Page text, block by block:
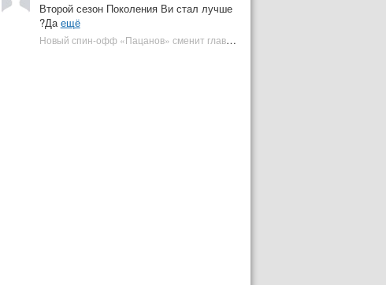
Второй сезон Поколения Ви стал лучше
?Даещё
Новый спин-офф «Пацанов» сменит главного героя | Plugged In Ru